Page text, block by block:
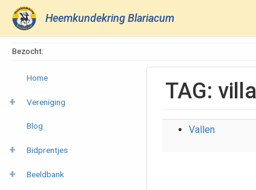
Heemkundekring Blariacum
Bezocht:
Home
Vereniging
Blog
Bidprentjes
Beeldbank
TAG: villa
Vallen